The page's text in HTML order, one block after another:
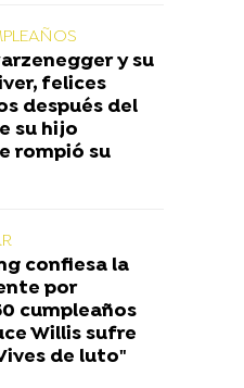
y su
felices
después del
su hijo
rompió su
confiesa la
por
cumpleaños
Willis sufre
de luto"